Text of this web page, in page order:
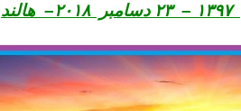
۱۳۹۷ – ۲۳ دسامبر ۲۰۱۸– هالند